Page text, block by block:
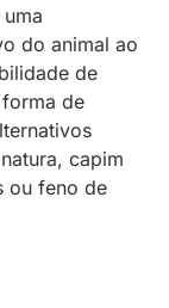
do animal ao
de
de
capim
ou feno de